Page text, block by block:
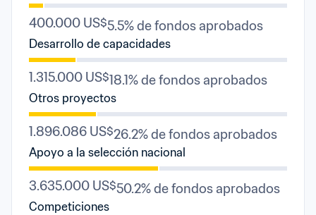
400.000 US$5.5% de fondos aprobados
Desarrollo de capacidades
1.315.000 US$18.1% de fondos aprobados
Otros proyectos
1.896.086 US$26.2% de fondos aprobados
Apoyo a la selección nacional
3.635.000 US$50.2% de fondos aprobados
Competiciones